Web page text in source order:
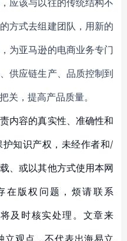
应该与以往的传统结构不
方式去组建团队，用新的
为亚马逊的电商业务专门
供应链生产、品质控制到
关，提高产品质量。
内容的真实性、准确性和
知识产权，未经作者和/
、或以其他方式使用本网
在版权问题，烦请联系
及时核实处理。文章来
立观点，不代表出海易立